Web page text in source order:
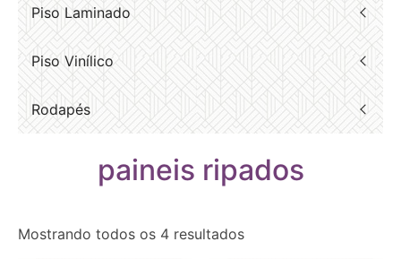
Piso Laminado
Piso Vinílico
Rodapés
paineis ripados
Mostrando todos os 4 resultados